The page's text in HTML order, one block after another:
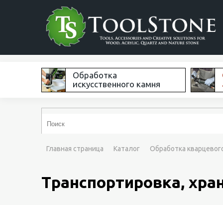
Обработка
искусственного камня
Главная страница Каталог Обработка
Транспортировка,